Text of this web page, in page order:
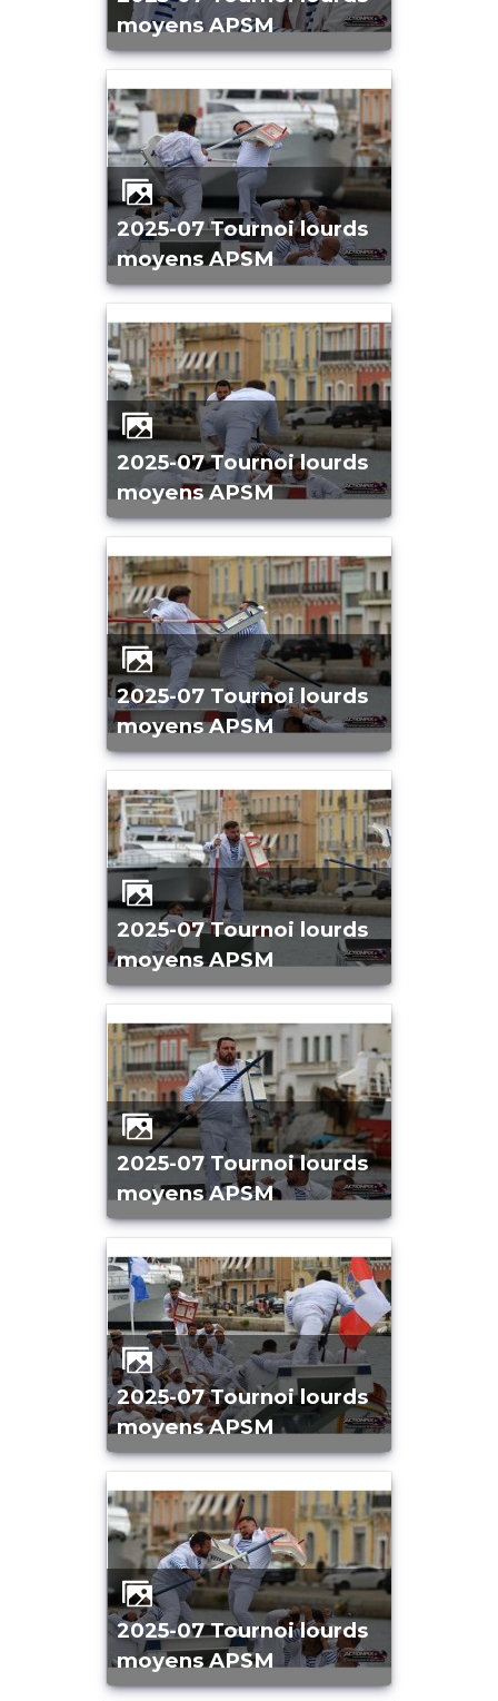
moyens APSM
2025-07 Tournoi lourds
moyens APSM
2025-07 Tournoi lourds
moyens APSM
2025-07 Tournoi lourds
moyens APSM
2025-07 Tournoi lourds
moyens APSM
2025-07 Tournoi lourds
moyens APSM
2025-07 Tournoi lourds
moyens APSM
2025-07 Tournoi lourds
moyens APSM